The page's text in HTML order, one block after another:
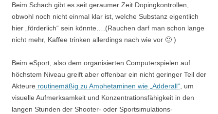
Beim Schach gibt es seit geraumer Zeit Dopingkontrollen,
obwohl noch nicht einmal klar ist, welche Substanz eigentlich
hier „förderlich“ sein könnte….(Rauchen darf man schon lange
nicht mehr, Kaffee trinken allerdings nach wie vor 🙂 )
Beim eSport, also dem organisierten Computerspielen auf
höchstem Niveau greift aber offenbar ein nicht geringer Teil der
Akteure routinemäßig zu Amphetaminen wie „Adderall“ , um
visuelle Aufmerksamkeit und Konzentrationsfähigkeit in den
langen Stunden der Shooter- oder Sportsimulations-